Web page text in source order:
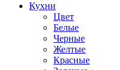
Кухни
Цвет
Белые
Черные
Желтые
Красные